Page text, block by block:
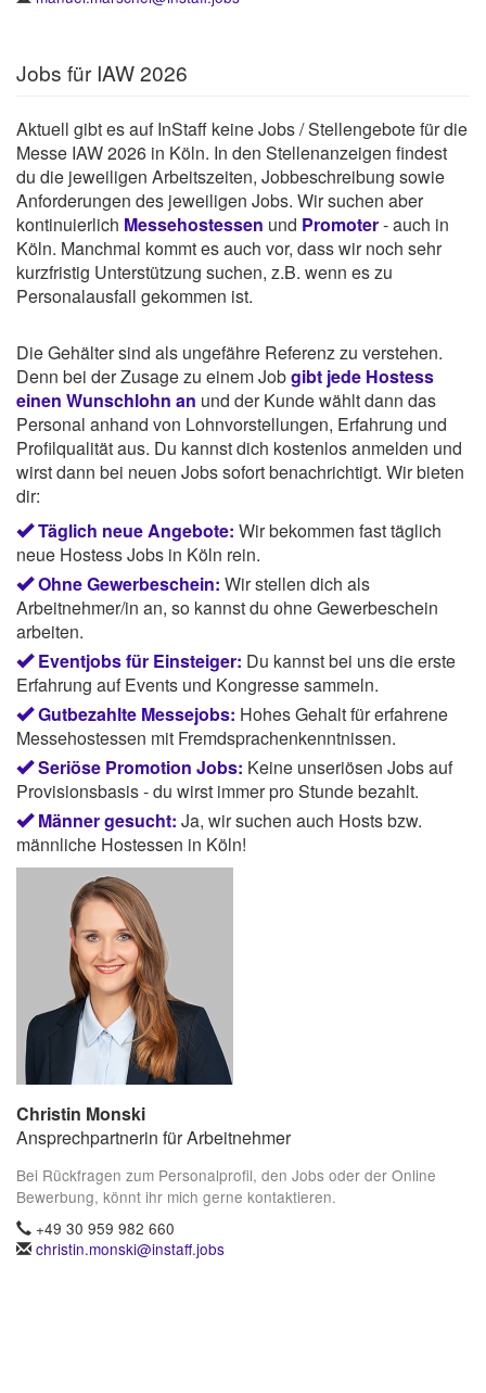
Jobs für IAW 2026
Aktuell gibt es auf InStaff keine Jobs / Stellengebote für die
Messe IAW 2026 in Köln. In den Stellenanzeigen findest
du die jeweiligen Arbeitszeiten, Jobbeschreibung sowie
Anforderungen des jeweiligen Jobs. Wir suchen aber
kontinuierlich Messehostessen und Promoter- auch in
Köln. Manchmal kommt es auch vor, dass wir noch sehr
kurzfristig Unterstützung suchen, z.B. wenn es zu
Personalausfall gekommen ist.
Die Gehälter sind als ungefähre Referenz zu verstehen.
Denn bei der Zusage zu einem Jobgibt jede Hostess
einen Wunschlohn an und der Kunde wählt dann das
Personal anhand von Lohnvorstellungen, Erfahrung und
Profilqualität aus. Du kannst dich kostenlos anmelden und
wirst dann bei neuen Jobs sofort benachrichtigt. Wir bieten
dir:
Täglich neue Angebote: Wir bekommen fast täglich
neue Hostess Jobs in Köln rein.
Ohne Gewerbeschein: Wir stellen dich als
Arbeitnehmer/in an, so kannst du ohne Gewerbeschein
arbeiten.
Eventjobs für Einsteiger: Du kannst bei uns die erste
Erfahrung auf Events und Kongresse sammeln.
Gutbezahlte Messejobs: Hohes Gehalt für erfahrene
Messehostessen mit Fremdsprachenkenntnissen.
Seriöse Promotion Jobs: Keine unseriösen Jobs auf
Provisionsbasis - du wirst immer pro Stunde bezahlt.
Männer gesucht: Ja, wir suchen auch Hosts bzw.
männliche Hostessen in Köln!
Christin Monski
Ansprechpartnerin für Arbeitnehmer
Bei Rückfragen zum Personalprofil, den Jobs oder der Online
Bewerbung, könnt ihr mich gerne kontaktieren.
+49 30 959 982 660
christin.monski@instaff.jobs